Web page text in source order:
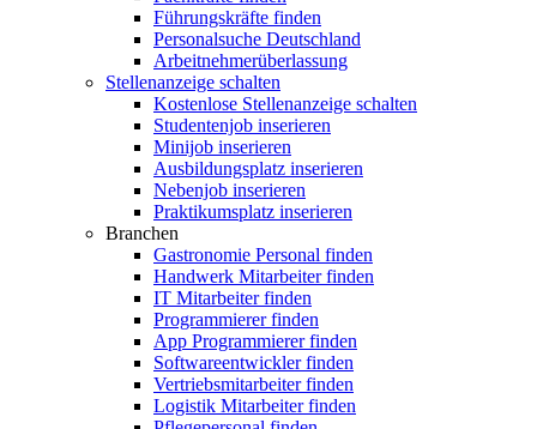
Führungskräfte finden
Personalsuche Deutschland
Arbeitnehmerüberlassung
Stellenanzeige schalten
Kostenlose Stellenanzeige schalten
Studentenjob inserieren
Minijob inserieren
Ausbildungsplatz inserieren
Nebenjob inserieren
Praktikumsplatz inserieren
Branchen
Gastronomie Personal finden
Handwerk Mitarbeiter finden
IT Mitarbeiter finden
Programmierer finden
App Programmierer finden
Softwareentwickler finden
Vertriebsmitarbeiter finden
Logistik Mitarbeiter finden